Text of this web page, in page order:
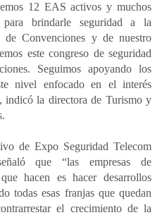
12 EAS activos y muchos
brindarle seguridad a la
Convenciones y de nuestro
este congreso de seguridad
Seguimos apoyando los
nivel enfocado en el interés
indicó la directora de Turismo y
de Expo Seguridad Telecom
que “las empresas de
hacen es hacer desarrollos
todas esas franjas que quedan
el crecimiento de la